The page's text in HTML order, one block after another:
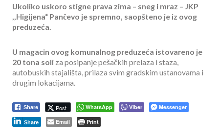
Ukoliko uskoro stigne prava zima – sneg i mraz – JKP
,,Higijena“ Pančevo je spremno, saopšteno je iz ovog
preduzeća.
U magacin ovog komunalnog preduzeća istovareno je
20 tona soli za posipanje pešačkih prelaza i staza,
autobuskih stajališta, prilaza svim gradskim ustanovama i
drugim lokacijama.
Share Post WhatsApp Viber Messenger
Share Email Print